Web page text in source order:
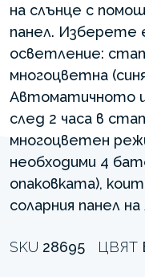
на слънце с
панел. Изберете
осветление:
многоцветна
Автоматичното
след 2 часа в
многоцветен
необходими 4
опаковката),
соларния панел
SKU 28695 ЦВЯТ